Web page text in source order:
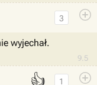
9.5
3
wyjechał.
👍 1